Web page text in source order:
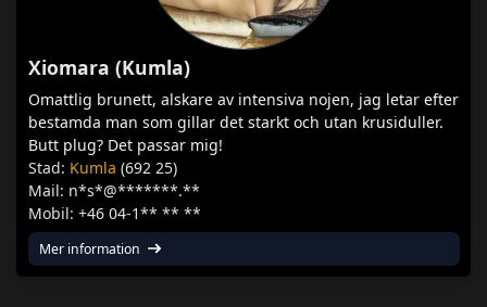
Xiomara (Kumla)
Omattlig brunett, alskare av intensiva nojen, jag letar efter
bestamda man som gillar det starkt och utan krusiduller.
Butt plug? Det passar mig!
Stad: Kumla (692 25)
Mail: n*s*@*******.**
Mobil: +46 04-1** ** **
Mer information